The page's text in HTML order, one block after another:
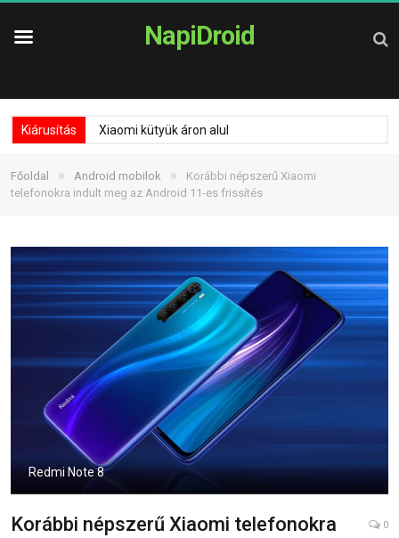
NapiDroid
Kiárusítás Xiaomi kütyük áron alul
Főoldal » Android mobilok »
Korábbi népszerű Xiaomi
telefonokra indult meg az Android 11-es frissítés
Redmi Note 8
Korábbi népszerű Xiaomi telefonokra
0